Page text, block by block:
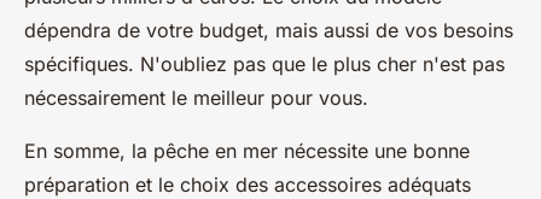
dépendra de votre budget, mais aussi de vos besoins
spécifiques. N'oubliez pas que le plus cher n'est pas
nécessairement le meilleur pour vous.
En somme, la pêche en mer nécessite une bonne
préparation et le choix des accessoires adéquats